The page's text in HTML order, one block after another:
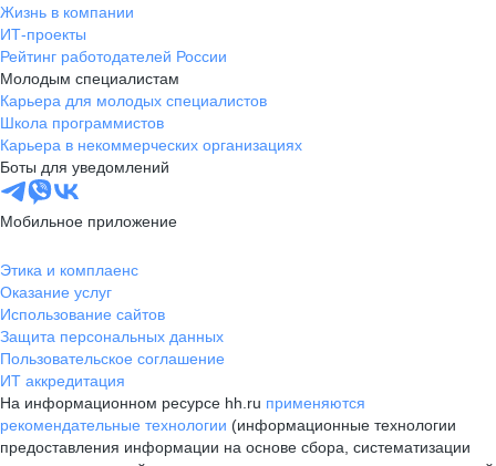
Жизнь в компании
ИТ-проекты
Рейтинг работодателей России
Молодым специалистам
Карьера для молодых специалистов
Школа программистов
Карьера в некоммерческих организациях
Боты для уведомлений
Мобильное приложение
Этика и комплаенс
Оказание услуг
Использование сайтов
Защита персональных данных
Пользовательское соглашение
ИТ аккредитация
На информационном ресурсе hh.ru применяются
рекомендательные технологии (информационные технологии
предоставления информации на основе сбора, систематизации